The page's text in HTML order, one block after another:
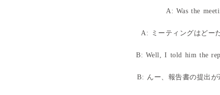
A: Was the
A: ミーティングはどー
B: Well, I told him the
B: んー、報告書の提出